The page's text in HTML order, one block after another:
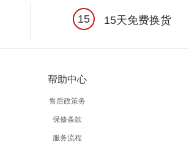
15 15天免费换货
帮助中心
售后政策务
保修条款
服务流程